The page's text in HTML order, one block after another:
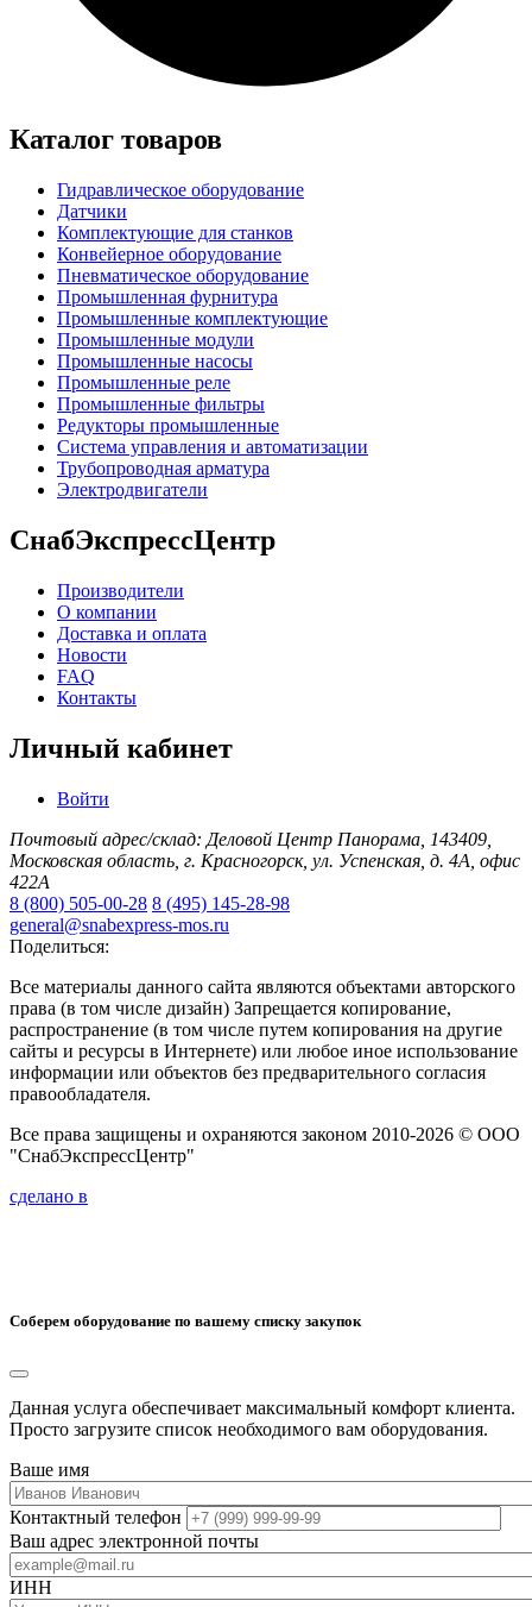
Каталог товаров
Гидравлическое оборудование
Датчики
Комплектующие для станков
Конвейерное оборудование
Пневматическое оборудование
Промышленная фурнитура
Промышленные комплектующие
Промышленные модули
Промышленные насосы
Промышленные реле
Промышленные фильтры
Редукторы промышленные
Система управления и автоматизации
Трубопроводная арматура
Электродвигатели
СнабЭкспрессЦентр
Производители
О компании
Доставка и оплата
Новости
FAQ
Контакты
Личный кабинет
Войти
Почтовый адрес/склад: Деловой Центр Панорама, 143409,
Московская область, г. Красногорск, ул. Успенская, д. 4А, офис
422А
8 (800) 505-00-28 8 (495) 145-28-98
general@snabexpress-mos.ru
Поделиться:
Все материалы данного сайта являются объектами авторского
права (в том числе дизайн) Запрещается копирование,
распространение (в том числе путем копирования на другие
сайты и ресурсы в Интернете) или любое иное использование
информации или объектов без предварительного согласия
правообладателя.
Все права защищены и охраняются законом 2010-2026 © ООО
"СнабЭкспрессЦентр"
сделано в
Соберем оборудование по вашему списку закупок
Данная услуга обеспечивает максимальный комфорт клиента.
Просто загрузите список необходимого вам оборудования.
Ваше имя
Контактный телефон
Ваш адрес электронной почты
ИНН